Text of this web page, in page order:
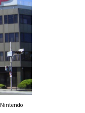
Nintendo